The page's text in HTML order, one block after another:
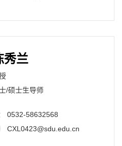
秀兰
/硕士生导师
0532-58632568
CXL0423@sdu.edu.cn